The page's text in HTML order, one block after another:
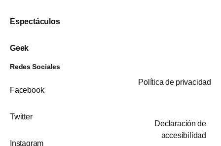
Espectáculos
Geek
Redes Sociales
Facebook
Twitter
Instagram
Política de privacidad
Declaración de
accesibilidad